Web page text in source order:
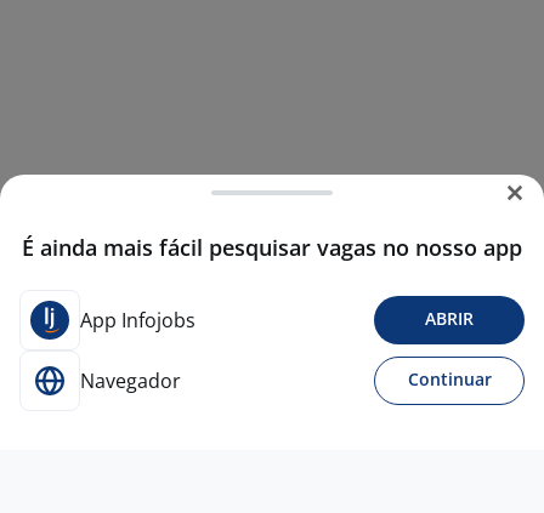
É ainda mais fácil pesquisar vagas no nosso app
App Infojobs ABRIR
Navegador Continuar